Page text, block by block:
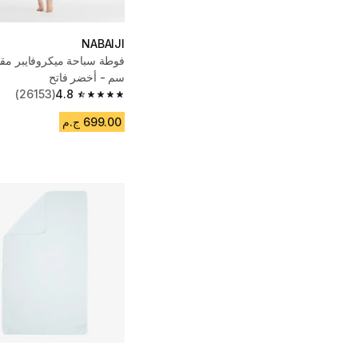
NABAIJI
سم - أخضر فاتح
4.8
4.8 out of 5 stars from 26153 reviews
(26153)
699.00 ج.م